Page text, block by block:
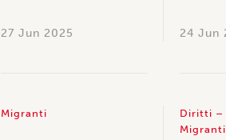
27 Jun 2025 24 Jun
Migranti
Diritti
Migranti